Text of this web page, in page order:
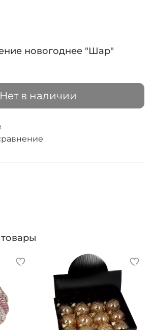
новогоднее "Шар"
Нет в наличии